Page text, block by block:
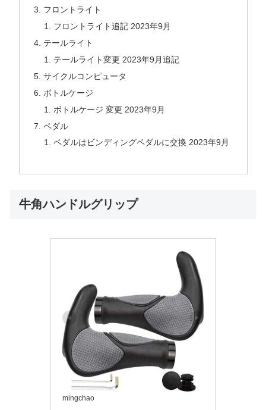
フロントライト
フロントライト追記 2023年9月
テールライト
テールライト変更 2023年9月追記
サイクルコンピュータ
ボトルケージ
ボトルケージ 変更 2023年9月
ペダル
ペダルはビンディングペダルに交換 2023年9月
牛角ハンドルグリップ
mingchao